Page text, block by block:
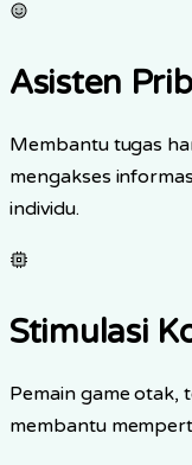
Asisten
Membantu tugas
mengakses
individu.
Stimulasi
Pemain game otak,
membantu